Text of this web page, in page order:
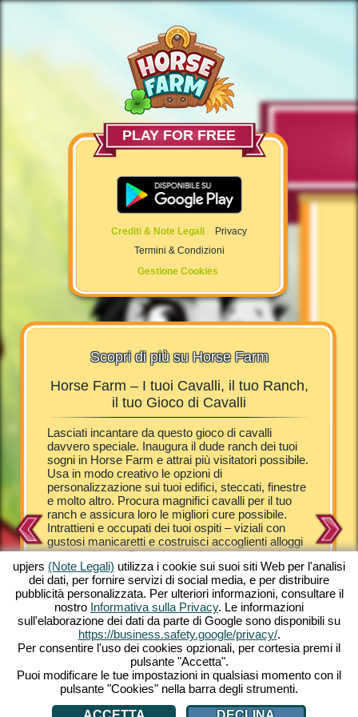
PLAY FOR FREE
Crediti & Note Legali
Privacy
Termini & Condizioni
Gestione Cookies
Scopri di più su Horse Farm
dai
PC a
–
ranch
Horse Farm – I tuoi Cavalli, il tuo Ranch,
il tuo Gioco di Cavalli
Lasciati incantare da questo gioco di cavalli
davvero speciale. Inaugura il dude ranch dei tuoi
sogni in Horse Farm e attrai più visitatori possibile.
Usa in modo creativo le opzioni di
personalizzazione sui tuoi edifici, steccati, finestre
e molto altro. Procura magnifici cavalli per il tuo
ranch e assicura loro le migliori cure possibile.
Intrattieni e occupati dei tuoi ospiti – viziali con
gustosi manicaretti e costruisci accoglienti alloggi
per loro. Horse Farm ti porterà in uno scenario
campestre da sogno. Amorevolmente illustrato con
una grafica da cartone animato, Horse Farm
presenta infinite straordinarie esperienze. Riempi il
tuo ranch con una grande varietà di cavalli e pony.
Prova gratuitamente questo gioco online unico
dalla comodità del tuo PC. Gioca subito!
giorno
varietà
e Arabi
Pony
farli
tua
è
di
internet
upjers (Note Legali) utilizza i cookie sui suoi siti Web per l'analisi
dei dati, per fornire servizi di social media, e per distribuire
pubblicità personalizzata. Per ulteriori informazioni, consultare il
nostro Informativa sulla Privacy. Le informazioni
sull'elaborazione dei dati da parte di Google sono disponibili su
https://business.safety.google/privacy/.
Per consentire l'uso dei cookies opzionali, per cortesia premi il
pulsante "Accetta".
Puoi modificare le tue impostazioni in qualsiasi momento con il
pulsante "Cookies" nella barra degli strumenti.